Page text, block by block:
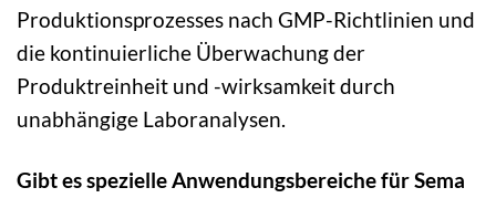
Produktionsprozesses nach GMP-Richtlinien und
die kontinuierliche Überwachung der
Produktreinheit und -wirksamkeit durch
unabhängige Laboranalysen.
Gibt es spezielle Anwendungsbereiche für Sema